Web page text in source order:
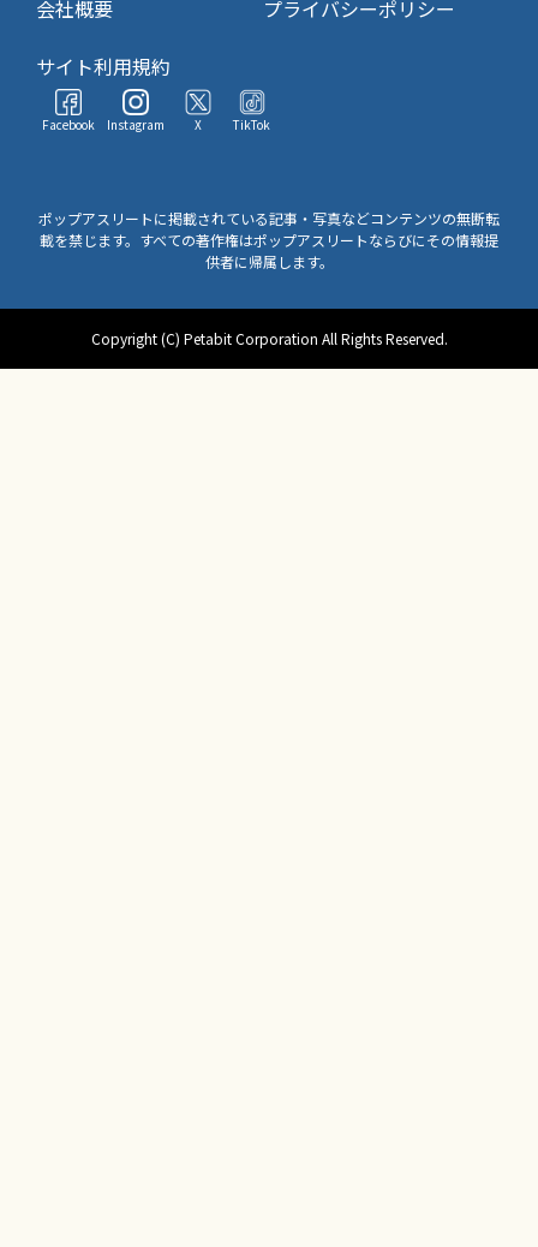
会社概要
プライバシーポリシー
サイト利用規約
Facebook Instagram X TikTok
ポップアスリートに掲載されている記事・写真などコンテンツの無断転
載を禁じます。すべての著作権はポップアスリートならびにその情報提
供者に帰属します。
Copyright (C) Petabit Corporation All Rights Reserved.